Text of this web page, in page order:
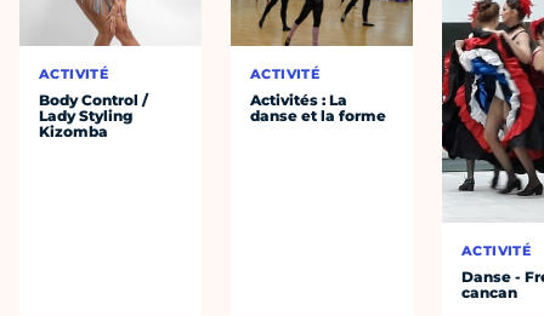
ACTIVITÉ
Body Control /
Lady Styling
Kizomba
ACTIVITÉ
Activités : La
danse et la forme
ACTIVITÉ
Danse -
cancan